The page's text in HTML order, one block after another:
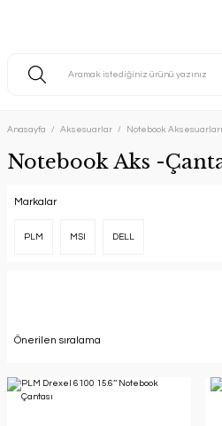
Anasayfa Aksesuarlar Notebook Aksesuarları
Notebook Aks -
Markalar
PLM MSI DELL